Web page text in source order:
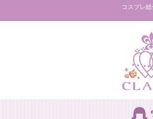
コスプレ